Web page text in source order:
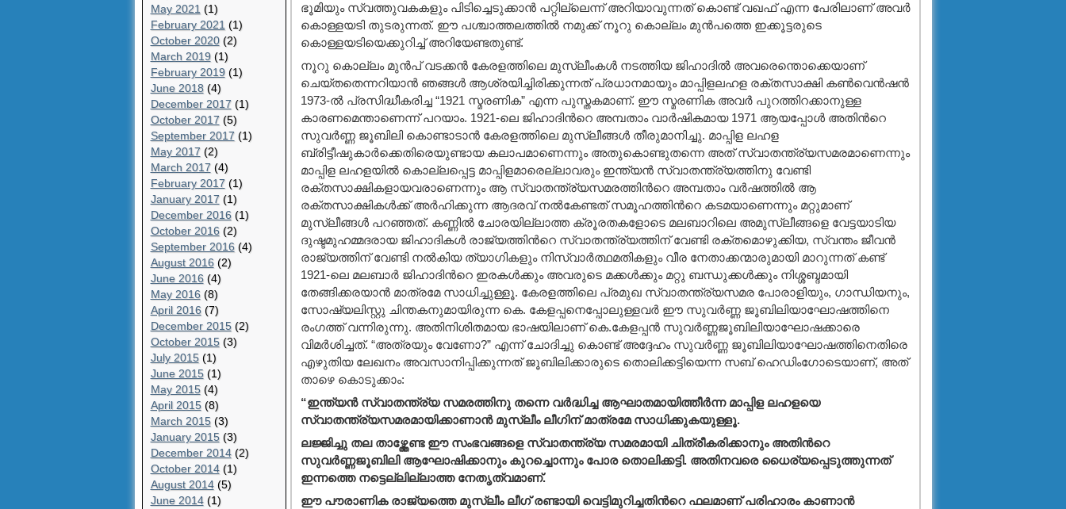
May 2021 (1)
February 2021 (1)
October 2020(2)
March 2019(1)
February 2019(1)
June 2018(4)
December 2017(1)
October 2017(5)
September 2017(1)
May 2017(2)
March 2017(4)
February 2017(1)
January 2017(1)
December 2016(1)
October 2016(2)
September 2016(4)
August 2016(2)
June 2016(4)
May 2016(8)
April 2016(7)
December 2015(2)
October 2015(3)
July 2015(1)
June 2015(1)
May 2015(4)
April 2015(8)
March 2015(3)
January 2015(3)
December 2014(2)
October 2014(1)
August 2014(5)
June 2014(1)
ഭൂമിയും സ്വത്തുവകകളും പിടിച്ചെടുക്കാന്‍ പറ്റില്ലെന്ന് അറിയാവുന്നത് കൊണ്ട് വഖഫ് എന്ന പേരിലാണ് അവര്‍
കൊള്ളയടി തുടരുന്നത്. ഈ പശ്ചാത്തലത്തില്‍ നമുക്ക് നൂറു കൊല്ലം മുന്‍പത്തെ ഇക്കൂട്ടരുടെ
കൊള്ളയടിയെക്കുറിച്ച് അറിയേണ്ടതുണ്ട്.
നൂറു കൊല്ലം മുന്‍പ് വടക്കന്‍ കേരളത്തിലെ മുസ്ലീംകള്‍ നടത്തിയ ജിഹാദില്‍ അവരെന്തൊക്കെയാണ്
ചെയ്തതെന്നറിയാന്‍ ഞങ്ങള്‍ ആശ്രയിച്ചിരിക്കുന്നത് പ്രധാനമായും മാപ്പിളലഹള രക്തസാക്ഷി കണ്‍വെന്‍ഷന്‍
1973-ല്‍ പ്രസിദ്ധീകരിച്ച “1921 സ്മരണിക” എന്ന പുസ്തകമാണ്. ഈ സ്മരണിക അവര്‍ പുറത്തിറക്കാനുള്ള
കാരണമെന്താണെന്ന് പറയാം. 1921-ലെ ജിഹാദിന്‍റെ അമ്പതാം വാര്‍ഷികമായ 1971 ആയപ്പോള്‍ അതിന്‍റെ
സുവര്‍ണ്ണ ജൂബിലി കൊണ്ടാടാന്‍ കേരളത്തിലെ മുസ്ലീങ്ങള്‍ തീരുമാനിച്ചു. മാപ്പിള ലഹള
ബ്രിട്ടീഷുകാര്‍ക്കെതിരെയുണ്ടായ കലാപമാണെന്നും അതുകൊണ്ടുതന്നെ അത് സ്വാതന്ത്ര്യസമരമാണെന്നും
മാപ്പിള ലഹളയില്‍ കൊല്ലപ്പെട്ട മാപ്പിളമാരെല്ലാവരും ഇന്ത്യന്‍ സ്വാതന്ത്ര്യത്തിനു വേണ്ടി
രക്തസാക്ഷികളായവരാണെന്നും ആ സ്വാതന്ത്ര്യസമരത്തിന്‍റെ അമ്പതാം വര്‍ഷത്തില്‍ ആ
രക്തസാക്ഷികള്‍ക്ക് അര്‍ഹിക്കുന്ന ആദരവ് നല്‍കേണ്ടത് സമൂഹത്തിന്‍റെ കടമയാണെന്നും മറ്റുമാണ്
മുസ്ലീങ്ങള്‍ പറഞ്ഞത്. കണ്ണില്‍ ചോരയില്ലാത്ത ക്രൂരതകളോടെ മലബാറിലെ അമുസ്ലീങ്ങളെ വേട്ടയാടിയ
ദുഷ്ടമുഹമ്മദരായ ജിഹാദികള്‍ രാജ്യത്തിന്‍റെ സ്വാതന്ത്ര്യത്തിന് വേണ്ടി രക്തമൊഴുക്കിയ, സ്വന്തം ജീവന്‍
രാജ്യത്തിന്‌ വേണ്ടി നല്‍കിയ ത്യാഗികളും നിസ്വാര്‍ത്ഥമതികളും വീര നേതാക്കന്മാരുമായി മാറുന്നത് കണ്ട്
1921-ലെ മലബാര്‍ ജിഹാദിന്‍റെ ഇരകള്‍ക്കും അവരുടെ മക്കള്‍ക്കും മറ്റു ബന്ധുക്കള്‍ക്കും നിശ്ശബ്ദമായി
തേങ്ങിക്കരയാന്‍ മാത്രമേ സാധിച്ചുള്ളൂ. കേരളത്തിലെ പ്രമുഖ സ്വാതന്ത്ര്യസമര പോരാളിയും, ഗാന്ധിയനും,
സോഷ്യലിസ്റ്റു ചിന്തകനുമായിരുന്ന കെ. കേളപ്പനെപ്പോലുള്ളവര്‍ ഈ സുവര്‍ണ്ണ ജൂബിലിയാഘോഷത്തിനെ
രംഗത്ത് വന്നിരുന്നു. അതിനിശിതമായ ഭാഷയിലാണ് കെ.കേളപ്പന്‍ സുവര്‍ണ്ണജൂബിലിയാഘോഷക്കാരെ
വിമര്‍ശിച്ചത്. “അത്രയും വേണോ?” എന്ന് ചോദിച്ചു കൊണ്ട് അദ്ദേഹം സുവര്‍ണ്ണ ജൂബിലിയാഘോഷത്തിനെതിരെ
എഴുതിയ ലേഖനം അവസാനിപ്പിക്കുന്നത് ജൂബിലിക്കാരുടെ തൊലിക്കട്ടിയെന്ന സബ് ഹെഡിംഗോടെയാണ്, അത്
താഴെ കൊടുക്കാം:
“ഇന്ത്യന്‍ സ്വാതന്ത്ര്യ സമരത്തിനു തന്നെ വര്‍ദ്ധിച്ച ആഘാതമായിത്തീര്‍ന്ന മാപ്പിള ലഹളയെ
സ്വാതന്ത്ര്യസമരമായിക്കാണാന്‍ മുസ്ലീം ലീഗിന് മാത്രമേ സാധിക്കുകയുള്ളൂ.
ലജ്ജിച്ചു തല താഴ്ത്തേണ്ട ഈ സംഭവങ്ങളെ സ്വാതന്ത്ര്യ സമരമായി ചിത്രീകരിക്കാനും അതിന്‍റെ
സുവര്‍ണ്ണജൂബിലി ആഘോഷിക്കാനും കുറച്ചൊന്നും പോര തൊലിക്കട്ടി. അതിനവരെ ധൈര്യപ്പെടുത്തുന്നത്
ഇന്നത്തെ നട്ടെല്ലില്ലാത്ത നേതൃത്വമാണ്.
ഈ പൗരാണിക രാജ്യത്തെ മുസ്ലീം ലീഗ് രണ്ടായി വെട്ടിമുറിച്ചതിന്‍റെ ഫലമാണ് പരിഹാരം കാണാന്‍